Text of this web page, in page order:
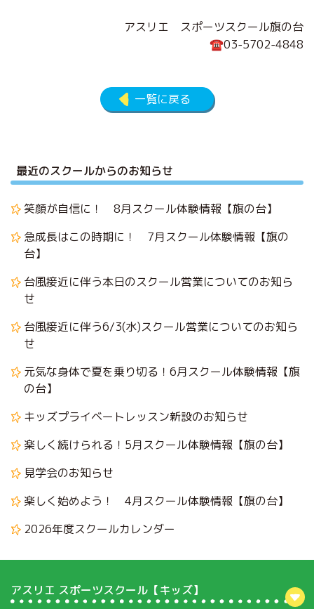
アスリエ スポーツスクール旗の台
☎03-5702-4848
一覧に戻る
最近のスクールからのお知らせ
笑顔が自信に！ 8月スクール体験情報【旗の台】
急成長はこの時期に！ 7月スクール体験情報【旗の
台】
台風接近に伴う本日のスクール営業についてのお知ら
せ
台風接近に伴う6/3(水)スクール営業についてのお知ら
せ
元気な身体で夏を乗り切る！6月スクール体験情報【旗
の台】
キッズプライベートレッスン新設のお知らせ
楽しく続けられる！5月スクール体験情報【旗の台】
見学会のお知らせ
楽しく始めよう！ 4月スクール体験情報【旗の台】
2026年度スクールカレンダー
アスリエ スポーツスクール【キッズ】